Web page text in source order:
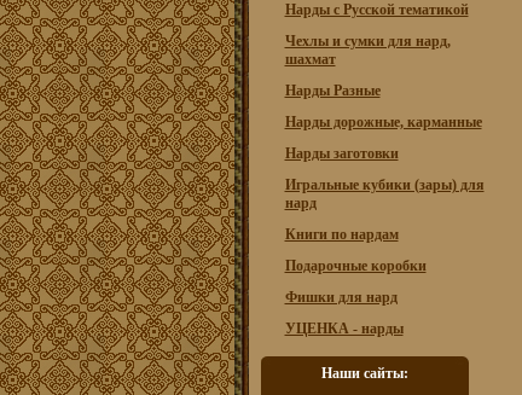
Нарды с Русской тематикой
Чехлы и сумки для нард,
шахмат
Нарды Разные
Нарды дорожные, карманные
Нарды заготовки
Игральные кубики (зары) для
нард
Книги по нардам
Подарочные коробки
Фишки для нард
УЦЕНКА - нарды
Наши сайты: